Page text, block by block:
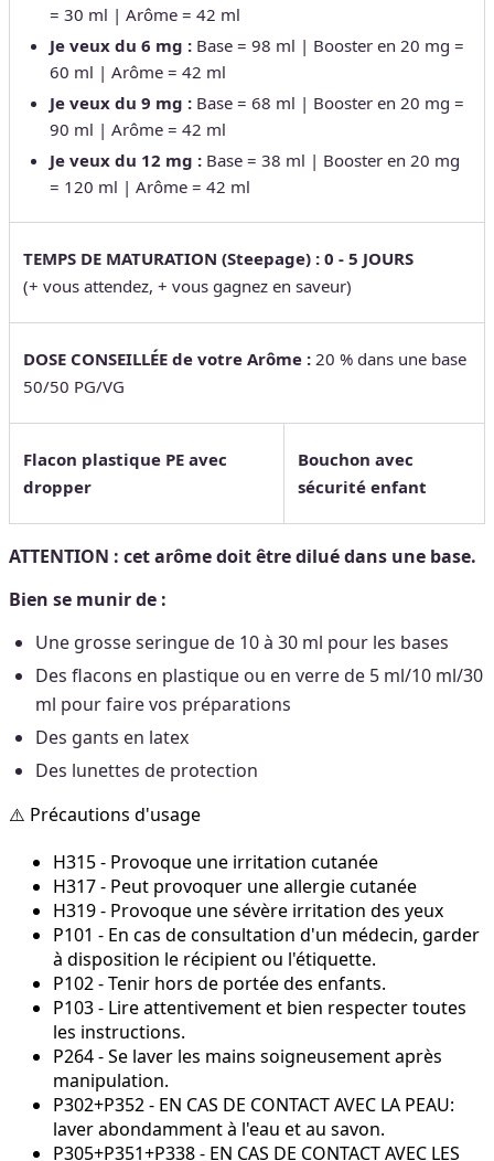
= 30 ml | Arôme = 42 ml
Je veux du 6 mg : Base = 98 ml | Booster en 20 mg =
60 ml | Arôme = 42 ml
Je veux du 9 mg : Base = 68 ml | Booster en 20 mg =
90 ml | Arôme = 42 ml
Je veux du 12 mg : Base = 38 ml | Booster en 20 mg
= 120 ml | Arôme = 42 ml
TEMPS DE MATURATION (Steepage) : 0 - 5 JOURS
(+ vous attendez, + vous gagnez en saveur)
DOSE CONSEILLÉE de votre Arôme : 20 % dans une base
50/50 PG/VG
Flacon plastique PE avec
dropper
Bouchon avec
sécurité enfant
ATTENTION : cet arôme doit être dilué dans une base.
Bien se munir de :
Une grosse seringue de 10 à 30 ml pour les bases
Des flacons en plastique ou en verre de 5 ml/10 ml/30
ml pour faire vos préparations
Des gants en latex
Des lunettes de protection
⚠️ Précautions d'usage
H315 - Provoque une irritation cutanée
H317 - Peut provoquer une allergie cutanée
H319 - Provoque une sévère irritation des yeux
P101 - En cas de consultation d'un médecin, garder
à disposition le récipient ou l'étiquette.
P102 - Tenir hors de portée des enfants.
P103 - Lire attentivement et bien respecter toutes
les instructions.
P264 - Se laver les mains soigneusement après
manipulation.
P302+P352 - EN CAS DE CONTACT AVEC LA PEAU:
laver abondamment à l'eau et au savon.
P305+P351+P338 - EN CAS DE CONTACT AVEC LES